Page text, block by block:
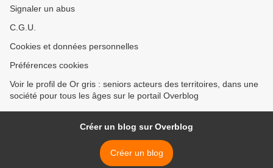
Signaler un abus
C.G.U.
Cookies et données personnelles
Préférences cookies
Voir le profil de Or gris : seniors acteurs des territoires, dans une
société pour tous les âges sur le portail Overblog
Créer un blog sur Overblog
Créer un blog